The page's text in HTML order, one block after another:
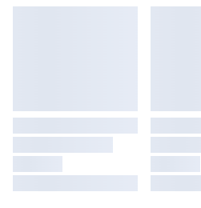
Kindergärten, Volksschule, Neue
Minuten erreichbar.
Feinkost, Post u. Polizei) befinden
Zahlreiche Sport-u.
und das gesellschaftliche
Umfassende